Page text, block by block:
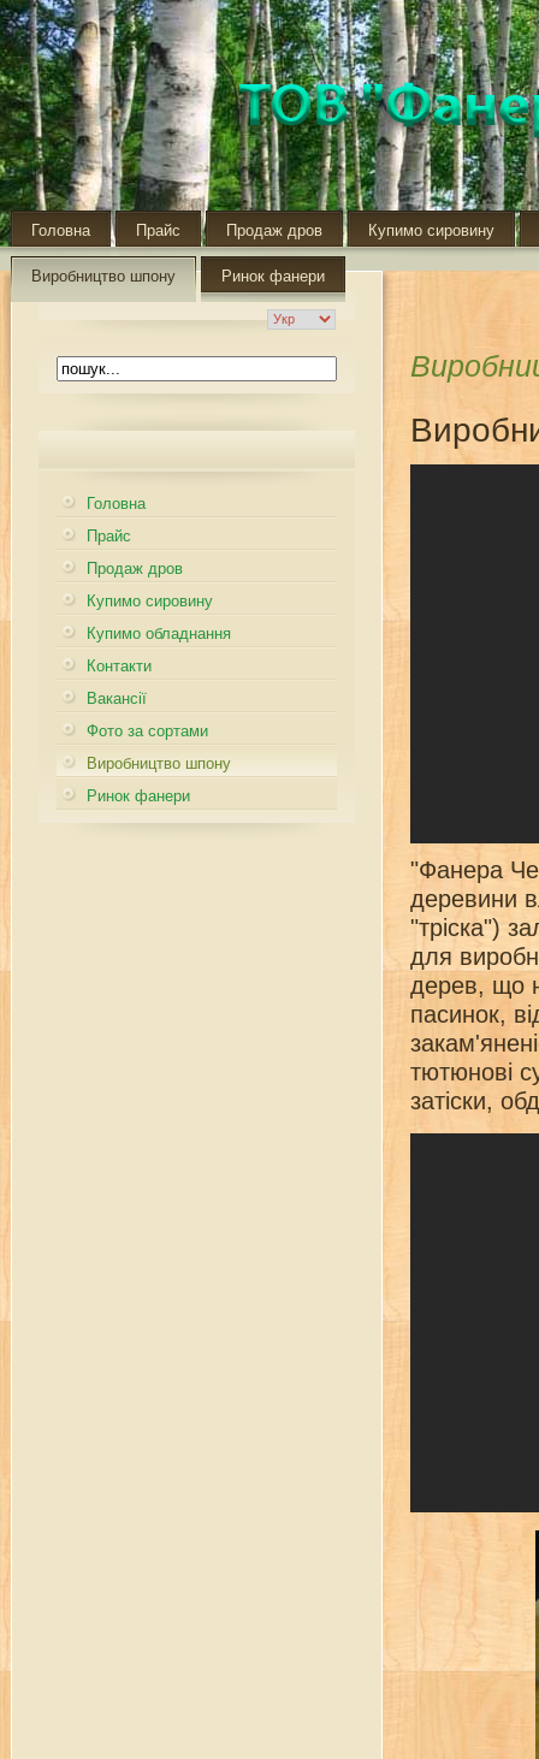
Головна Прайс Продаж дров Купимо сировину
Виробництво шпону Ринок фанери
Головна
Прайс
Продаж дров
Купимо сировину
Купимо обладнання
Контакти
Вакансії
Фото за сортами
Виробництво шпону
Ринок фанери
"Фанера
деревини
"тріска")
для
дерев, що
пасинок,
тютюнові
затіски,